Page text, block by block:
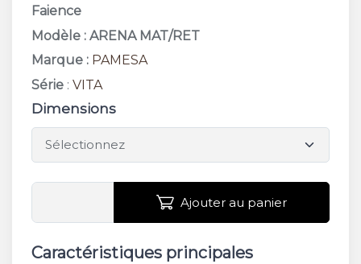
Faience
Modèle : ARENA MAT/RET
Marque : PAMESA
Série : VITA
Dimensions
Ajouter au panier
Caractéristiques principales